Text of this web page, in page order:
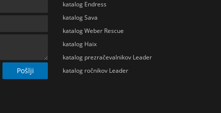
Pošlji
katalog Endress
katalog Sava
katalog Weber Rescue
katalog Haix
katalog prezračevalnikov Leader
katalog ročnikov Leader